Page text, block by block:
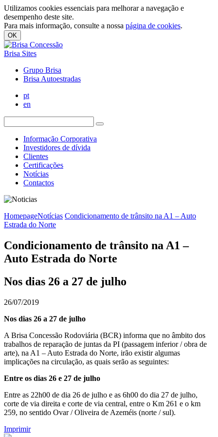
Utilizamos cookies essenciais para melhorar a navegação e
desempenho deste site.
Para mais informação, consulte a nossa página de cookies.
OK
Brisa Sites
Grupo Brisa
Brisa Autoestradas
pt
en
Informação Corporativa
Investidores de dívida
Clientes
Certificações
Notícias
Contactos
HomepageNotícias Condicionamento de trânsito na A1 – Auto
Estrada do Norte
Condicionamento de trânsito na A1 –
Auto Estrada do Norte
Nos dias 26 a 27 de julho
26/07/2019
Nos dias 26 a 27 de julho
A Brisa Concessão Rodoviária (BCR) informa que no âmbito dos
trabalhos de reparação de juntas da PI (passagem inferior / obra de
arte), na A1 – Auto Estrada do Norte, irão existir algumas
implicações na circulação, as quais serão as seguintes:
Entre os dias 26 e 27 de julho
Entre as 22h00 de dia 26 de julho e as 6h00 do dia 27 de julho,
corte de via direita e corte de via central, entre o Km 261 e o km
259, no sentido Ovar / Oliveira de Azeméis (norte / sul).
Imprimir